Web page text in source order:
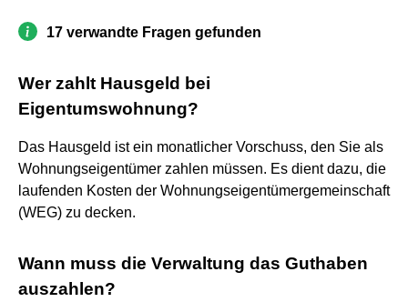
17 verwandte Fragen gefunden
Wer zahlt Hausgeld bei
Eigentumswohnung?
Das Hausgeld ist ein monatlicher Vorschuss, den Sie als
Wohnungseigentümer zahlen müssen. Es dient dazu, die
laufenden Kosten der Wohnungseigentümergemeinschaft
(WEG) zu decken.
Wann muss die Verwaltung das Guthaben
auszahlen?